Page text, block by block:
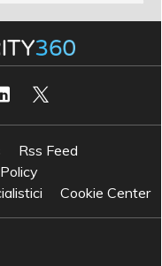
Rss Feed
Cookie Center